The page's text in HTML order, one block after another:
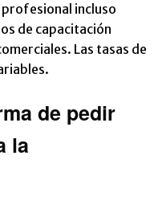
incluso
de capacitación
Las tasas de
de pedir
la